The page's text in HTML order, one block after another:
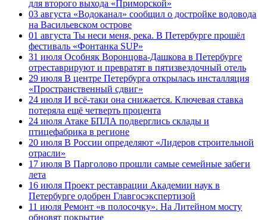
для второго выхода «Приморской»
03 августа «Водоканал» сообщил о достройке водовода
на Васильевском острове
01 августа Ты неси меня, река. В Петербурге прошёл
фестиваль «Фонтанка SUP»
31 июля Особняк Воронцова-Дашкова в Петербурге
отреставрируют и превратят в пятизвездочный отель
29 июля В центре Петербурга открылась инсталляция
«Пространственный сдвиг»
24 июля И всё-таки она снижается. Ключевая ставка
потеряла ещё четверть процента
24 июля Атаке БПЛА подверглись склады и
птицефабрика в регионе
20 июля В России определяют «Лидеров строительной
отрасли»
17 июля В Парголово прошли самые семейные забеги
лета
16 июля Проект реставрации Академии наук в
Петербурге одобрен Главгосэкспертизой
11 июля Ремонт «в полосочку». На Литейном мосту
обновят покрытие